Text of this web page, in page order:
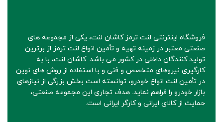
فروشگاه اینترنتی لنت ترمز کاشان لنت، یکی از مجموعه های
صنعتی معتبر در زمینه تهیه و تأمین انواع لنت ترمز از برترین
تولید کنندگان داخلی در کشور می باشد. کاشان لنت، با به
کارگیری نیروهای متخصص و فنی و با استفاده از روش های نوین
در تأمین لنت انواع خودرو، توانسته است بخش بزرگی از نیازهای
بازار خودرو را فراهم نماید. هدف تجاری این مجموعه صنعتی،
حمایت از کالای ایرانی و کارگر ایرانی است.